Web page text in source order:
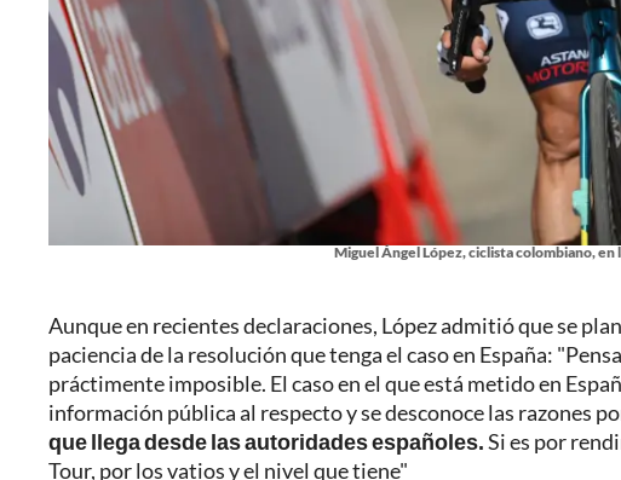
Miguel Ángel López, ciclista colombiano, en
Aunque en recientes declaraciones, López admitió que se
paciencia de la resolución que tenga el caso en España:
práctimente imposible. El caso en el que está metido en
información pública al respecto y se desconoce las razones
que llega desde las autoridades españoles.Si es por
Tour, por los vatios y el nivel que tiene"